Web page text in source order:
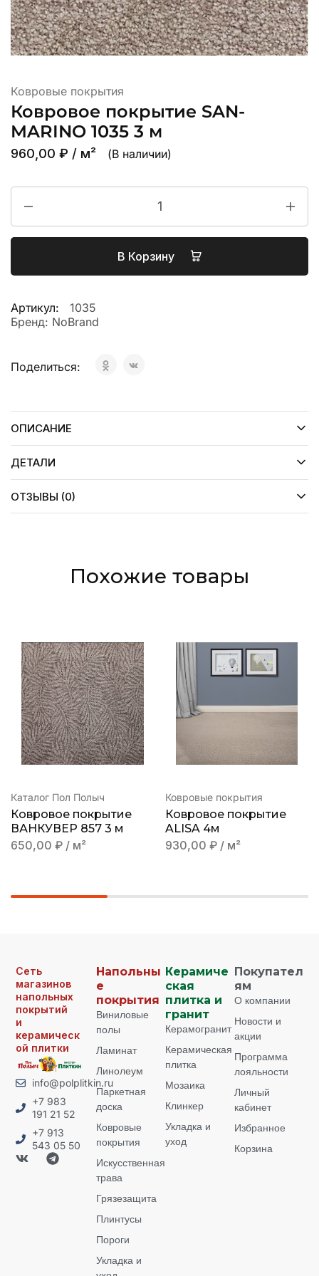
Ковровые покрытия
Ковровое покрытие SAN-
MARINO 1035 3 м
960,00 ₽ / м² (В наличии)
В Корзину
Артикул:
1035
Бренд: NoBrand
Поделиться:
ОПИСАНИЕ
ДЕТАЛИ
ОТЗЫВЫ (0)
Похожие товары
Каталог Пол Полыч
Ковровое покрытие
ВАНКУВЕР 857 3 м
650,00 ₽ / м²
Ковровые покрытия
Ковровое покрытие
ALISA 4м
930,00 ₽ / м²
Сеть
магазинов
напольных
покрытий
и
керамическ
ой плитки
info@polplitkin.ru
+7 983
191 21 52
+7 913
543 05 50
Напольны
е
покрытия
Виниловые
полы
Ламинат
Линолеум
Паркетная
доска
Ковровые
покрытия
Искусственная
трава
Грязезащита
Плинтусы
Пороги
Укладка и
Керамиче
ская
плитка и
гранит
Керамогранит
Керамическая
плитка
Мозаика
Клинкер
Укладка и
уход
Покупател
ям
О компании
Новости и
акции
Программа
лояльности
Личный
кабинет
Избранное
Корзина